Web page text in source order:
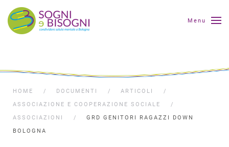
Menu
HOME DOCUMENTI
ARTICOLI
ASSOCIAZIONE E COOPERAZIONE SOCIALE
ASSOCIAZIONI
GRD GENITORI RAGAZZI DOWN
BOLOGNA